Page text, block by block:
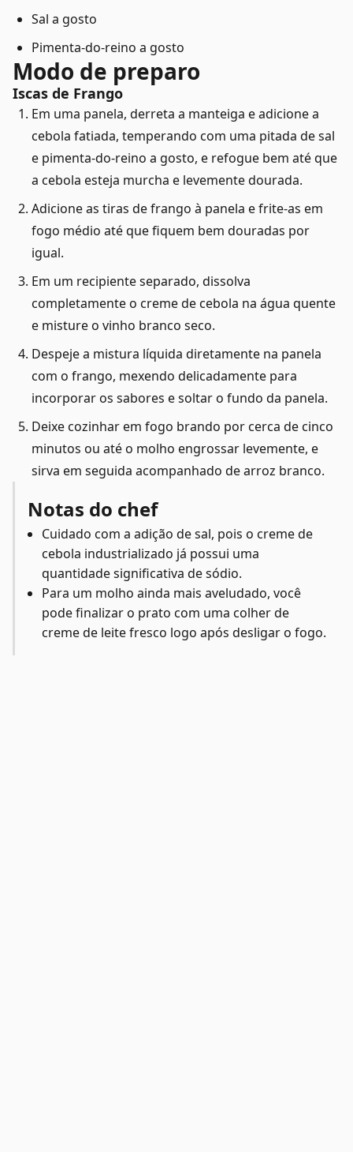
Sal a gosto
Pimenta-do-reino a gosto
Modo de preparo
Iscas de Frango
Em uma panela, derreta a manteiga e adicione a
cebola fatiada, temperando com uma pitada de sal
e pimenta-do-reino a gosto, e refogue bem até que
a cebola esteja murcha e levemente dourada.
Adicione as tiras de frango à panela e frite-as em
fogo médio até que fiquem bem douradas por
igual.
Em um recipiente separado, dissolva
completamente o creme de cebola na água quente
e misture o vinho branco seco.
Despeje a mistura líquida diretamente na panela
com o frango, mexendo delicadamente para
incorporar os sabores e soltar o fundo da panela.
Deixe cozinhar em fogo brando por cerca de cinco
minutos ou até o molho engrossar levemente, e
sirva em seguida acompanhado de arroz branco.
Notas do chef
Cuidado com a adição de sal, pois o creme de
cebola industrializado já possui uma
quantidade significativa de sódio.
Para um molho ainda mais aveludado, você
pode finalizar o prato com uma colher de
creme de leite fresco logo após desligar o fogo.